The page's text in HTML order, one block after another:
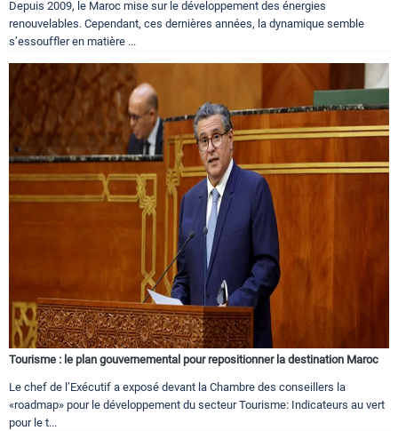
Depuis 2009, le Maroc mise sur le développement des énergies
renouvelables. Cependant, ces dernières années, la dynamique semble
s’essouffler en matière ...
Tourisme : le plan gouvernemental pour repositionner la destination Maroc
Le chef de l’Exécutif a exposé devant la Chambre des conseillers la
«roadmap» pour le développement du secteur Tourisme: Indicateurs au vert
pour le t...